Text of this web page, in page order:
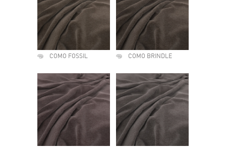
COMO FOSSIL COMO BRINDLE